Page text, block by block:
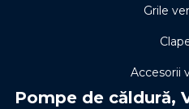
Grile
Accesorii
Pompe de căldură,